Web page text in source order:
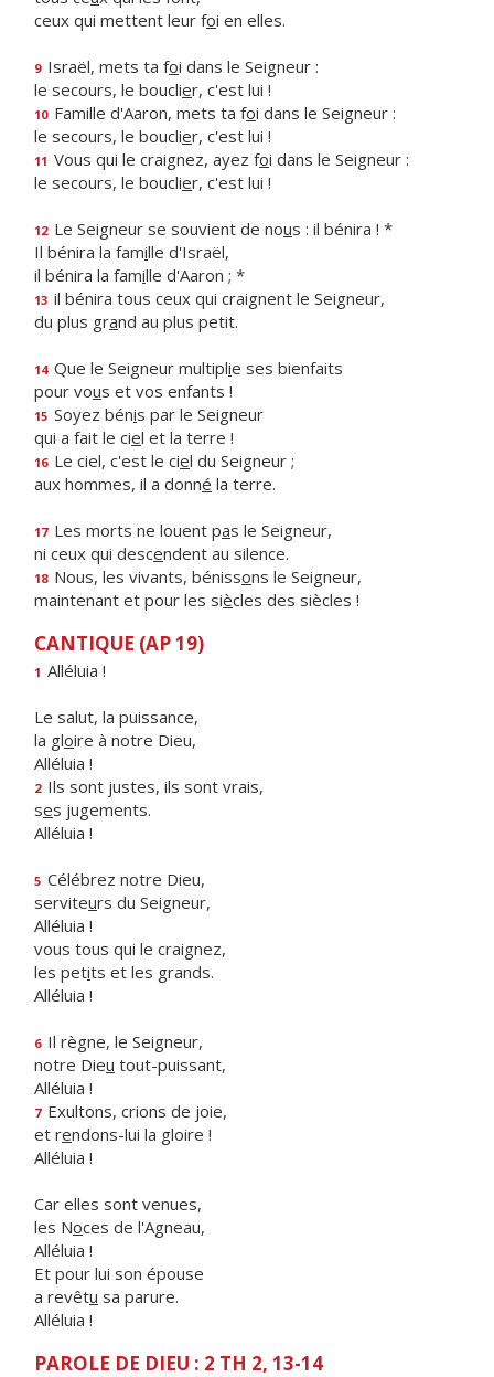
ceux qui mettent leur foi en elles.
9 Israël, mets ta foi dans le Seigneur :
le secours, le bouclier, c'est lui !
10 Famille d'Aaron, mets ta foi dans le Seigneur :
le secours, le bouclier, c'est lui !
11 Vous qui le craignez, ayez foi dans le Seigneur :
le secours, le bouclier, c'est lui !
12 Le Seigneur se souvient de nous : il bénira ! *
Il bénira la famille d'Israël,
il bénira la famille d'Aaron ; *
13 il bénira tous ceux qui craignent le Seigneur,
du plus grand au plus petit.
14 Que le Seigneur multiplie ses bienfaits
pour vous et vos enfants !
15 Soyez bénis par le Seigneur
qui a fait le ciel et la terre !
16 Le ciel, c'est le ciel du Seigneur ;
aux hommes, il a donné la terre.
17 Les morts ne louent pas le Seigneur,
ni ceux qui descendent au silence.
18 Nous, les vivants, bénissons le Seigneur,
maintenant et pour les siècles des siècles !
CANTIQUE (AP 19)
1 Alléluia !
Le salut, la puissance,
la gloire à notre Dieu,
Alléluia !
2 Ils sont justes, ils sont vrais,
ses jugements.
Alléluia !
5 Célébrez notre Dieu,
serviteurs du Seigneur,
Alléluia !
vous tous qui le craignez,
les petits et les grands.
Alléluia !
6 Il règne, le Seigneur,
notre Dieu tout-puissant,
Alléluia !
7 Exultons, crions de joie,
et rendons-lui la gloire !
Alléluia !
Car elles sont venues,
les Noces de l'Agneau,
Alléluia !
Et pour lui son épouse
a revêtu sa parure.
Alléluia !
PAROLE DE DIEU : 2 TH 2, 13-14